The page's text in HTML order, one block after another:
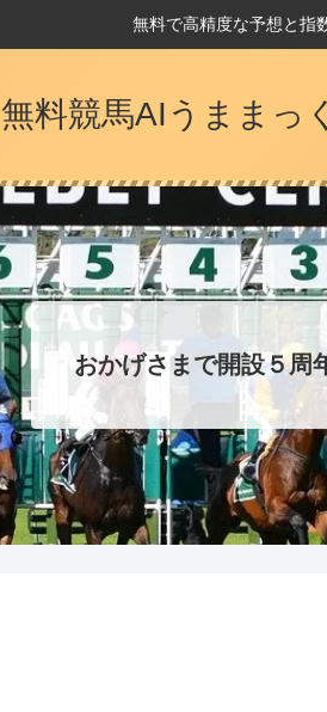
無料で高精度な予想と指
無料競馬AIうままっ
おかげさまで開設５周